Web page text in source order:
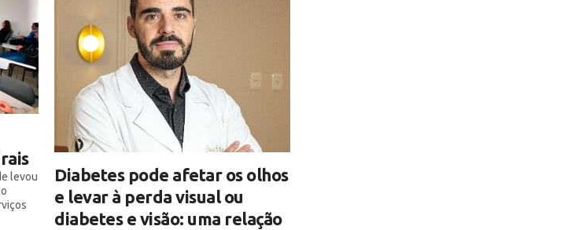
levou
Diabetes pode afetar os olhos
e levar à perda visual ou
diabetes e visão: uma relação